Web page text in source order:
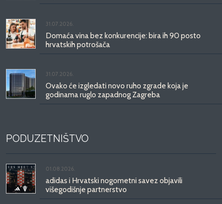
31.07.2026.
Domaća vina bez konkurencije: bira ih 90 posto
hrvatskih potrošača
31.07.2026.
Ovako će izgledati novo ruho zgrade koja je
godinama ruglo zapadnog Zagreba
PODUZETNIŠTVO
01.08.2026.
adidas i Hrvatski nogometni savez objavili
višegodišnje partnerstvo